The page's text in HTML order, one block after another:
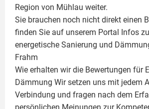
Region von Mühlau weiter.
Sie brauchen noch nicht direkt einen
finden Sie auf unserem Portal Infos
energetische Sanierung und
Frahm
Wie erhalten wir die Bewertungen für
Dämmung Wir setzen uns mit jedem
Verbindung und fragen nach dem